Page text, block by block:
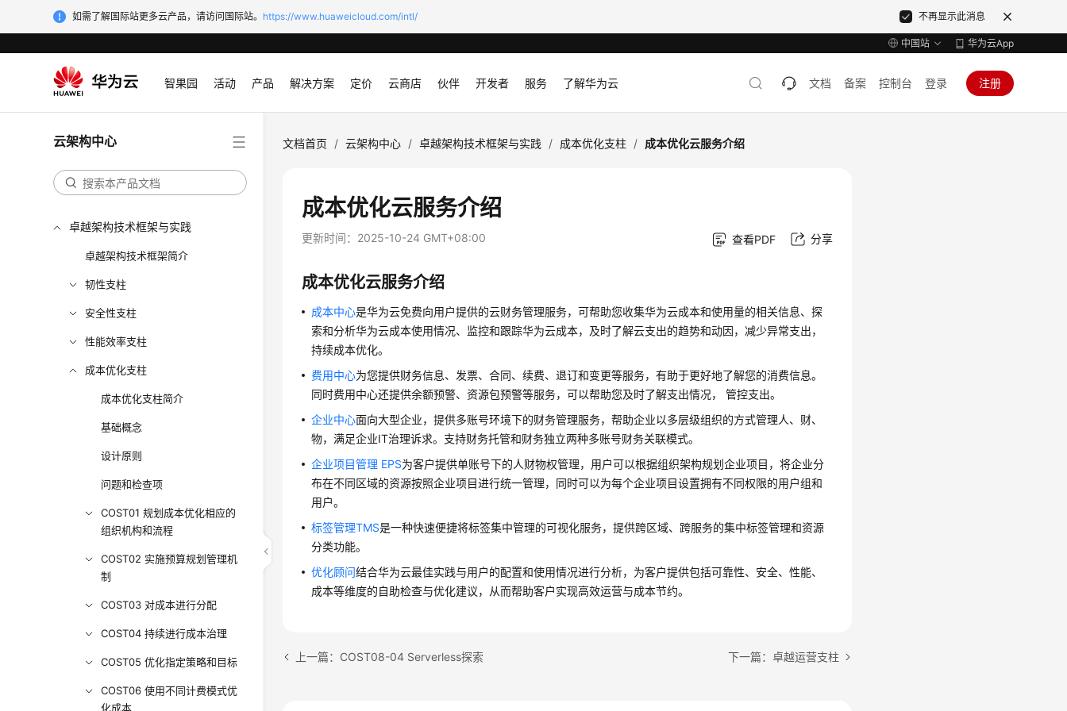
如需了解国际站更多云产品，请访问国际站。 https://www.huaweicloud.com/intl/ 不再显示此消息
中国站 华为云App
智果园 活动 产品 解决方案 定价 云商店 伙伴 开发者 服务 了解华为云 文档 备案 控制台 登录 注册
云架构中心
卓越架构技术框架与实践
卓越架构技术框架简介
韧性支柱
安全性支柱
性能效率支柱
成本优化支柱
成本优化支柱简介
基础概念
设计原则
问题和检查项
COST01 规划成本优化相应的
组织机构和流程
COST02 实施预算规划管理机
制
COST03 对成本进行分配
COST04 持续进行成本治理
COST05 优化指定策略和目标
COST06 使用不同计费模式优
化成本
文档首页 / 云架构中心 / 卓越架构技术框架与实践 / 成本优化支柱 / 成本优化云服务介绍
成本优化云服务介绍
更新时间： 2025-10-24 GMT+08:00 查看PDF 分享
成本优化云服务介绍
成本中心是华为云免费向用户提供的云财务管理服务，可帮助您收集华为云成本和使用量的相关信息、探
索和分析华为云成本使用情况、监控和跟踪华为云成本，及时了解云支出的趋势和动因，减少异常支出，
持续成本优化。
费用中心为您提供财务信息、发票、合同、续费、退订和变更等服务，有助于更好地了解您的消费信息。
同时费用中心还提供余额预警、资源包预警等服务，可以帮助您及时了解支出情况， 管控支出。
企业中心面向大型企业，提供多账号环境下的财务管理服务，帮助企业以多层级组织的方式管理人、财、
物，满足企业IT治理诉求。支持财务托管和财务独立两种多账号财务关联模式。
企业项目管理 EPS为客户提供单账号下的人财物权管理，用户可以根据组织架构规划企业项目，将企业分
布在不同区域的资源按照企业项目进行统一管理，同时可以为每个企业项目设置拥有不同权限的用户组和
用户。
标签管理TMS是一种快速便捷将标签集中管理的可视化服务，提供跨区域、跨服务的集中标签管理和资源
分类功能。
优化顾问结合华为云最佳实践与用户的配置和使用情况进行分析，为客户提供包括可靠性、安全、性能、
成本等维度的自助检查与优化建议，从而帮助客户实现高效运营与成本节约。
上一篇：COST08-04 Serverless探索 下一篇：卓越运营支柱